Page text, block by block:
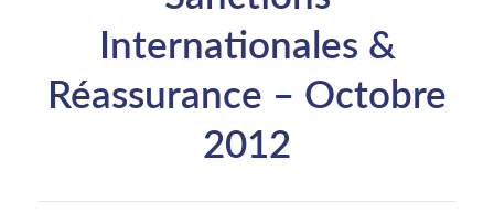
Internationales &
Réassurance – Octobre
2012